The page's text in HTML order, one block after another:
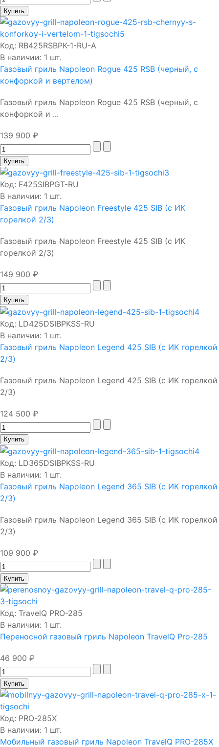
Код: RB425RSBPK-1-RU-A
В наличии: 1 шт.
Газовый гриль Napoleon Rogue 425 RSB (черный, с
конфоркой и вертелом)
Газовый гриль Napoleon Rogue 425 RSB (черный, с
конфоркой и ...
139 900 ₽
Код: F425SIBPGT-RU
В наличии: 1 шт.
Газовый гриль Napoleon Freestyle 425 SIB (с ИК
горелкой 2/3)
Газовый гриль Napoleon Freestyle 425 SIB (с ИК
горелкой 2/3)
149 900 ₽
Код: LD425DSIBPKSS-RU
В наличии: 1 шт.
Газовый гриль Napoleon Legend 425 SIB (с ИК горелкой
2/3)
Газовый гриль Napoleon Legend 425 SIB (с ИК горелкой
2/3)
124 500 ₽
Код: LD365DSIBPKSS-RU
В наличии: 1 шт.
Газовый гриль Napoleon Legend 365 SIB (с ИК горелкой
2/3)
Газовый гриль Napoleon Legend 365 SIB (с ИК горелкой
2/3)
109 900 ₽
Код: TravelQ PRO-285
В наличии: 1 шт.
Переносной газовый гриль Napoleon TravelQ Pro-285
46 900 ₽
Код: PRO-285X
В наличии: 1 шт.
Мобильный газовый гриль Napoleon TravelQ PRO-285X